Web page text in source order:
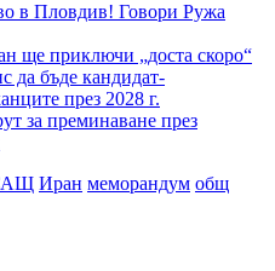
в Пловдив! Говори Ружа
ще приключи „доста скоро“
да бъде кандидат-
през 2028 г.
за преминаване през
Иран меморандум общ